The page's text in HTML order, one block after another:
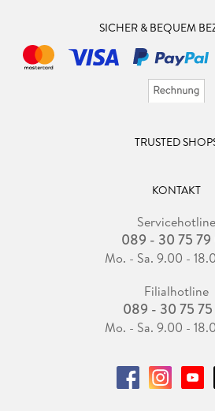
SICHER & BEQUEM
TRUSTED
KONTAKT
Servicehotline
089 - 30 75
Mo. - Sa. 9.00 -
Filialhotline
089 - 30 75 75
Mo. - Sa. 9.00 -